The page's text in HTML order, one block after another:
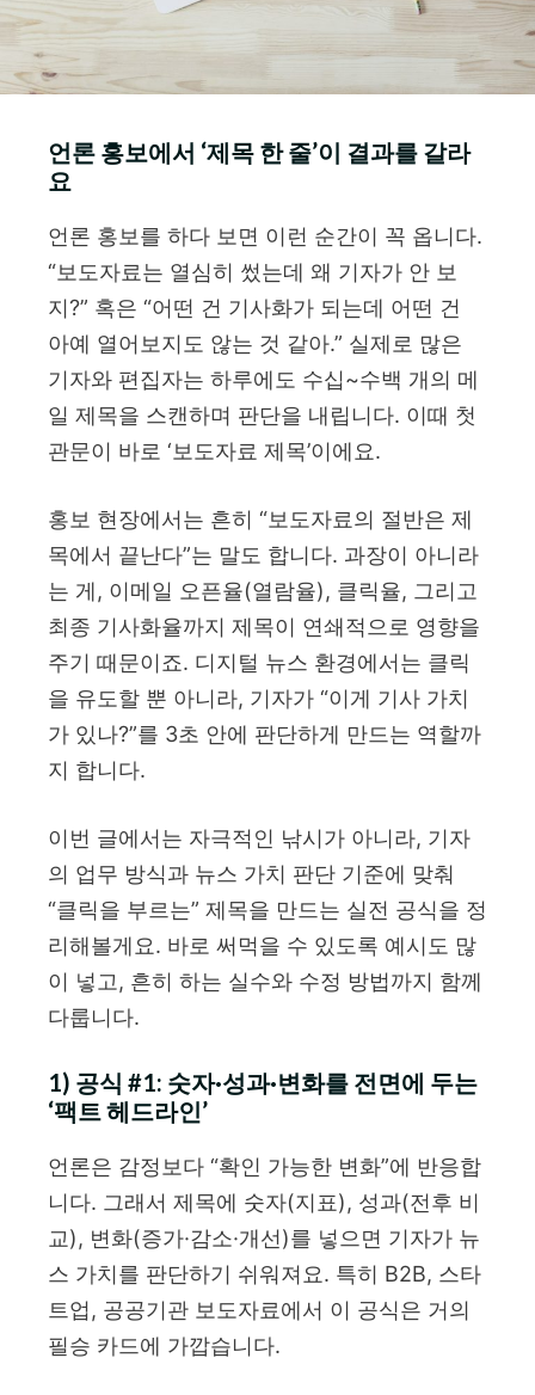
언론 홍보에서 ‘제목 한 줄’이 결과를 갈라
요
언론 홍보를 하다 보면 이런 순간이 꼭 옵니다.
“보도자료는 열심히 썼는데 왜 기자가 안 보
지?” 혹은 “어떤 건 기사화가 되는데 어떤 건
아예 열어보지도 않는 것 같아.” 실제로 많은
기자와 편집자는 하루에도 수십~수백 개의 메
일 제목을 스캔하며 판단을 내립니다. 이때 첫
관문이 바로 ‘보도자료 제목’이에요.
홍보 현장에서는 흔히 “보도자료의 절반은 제
목에서 끝난다”는 말도 합니다. 과장이 아니라
는 게, 이메일 오픈율(열람율), 클릭율, 그리고
최종 기사화율까지 제목이 연쇄적으로 영향을
주기 때문이죠. 디지털 뉴스 환경에서는 클릭
을 유도할 뿐 아니라, 기자가 “이게 기사 가치
가 있나?”를 3초 안에 판단하게 만드는 역할까
지 합니다.
이번 글에서는 자극적인 낚시가 아니라, 기자
의 업무 방식과 뉴스 가치 판단 기준에 맞춰
“클릭을 부르는” 제목을 만드는 실전 공식을 정
리해볼게요. 바로 써먹을 수 있도록 예시도 많
이 넣고, 흔히 하는 실수와 수정 방법까지 함께
다룹니다.
1) 공식 #1: 숫자·성과·변화를 전면에 두는
‘팩트 헤드라인’
언론은 감정보다 “확인 가능한 변화”에 반응합
니다. 그래서 제목에 숫자(지표), 성과(전후 비
교), 변화(증가·감소·개선)를 넣으면 기자가 뉴
스 가치를 판단하기 쉬워져요. 특히 B2B, 스타
트업, 공공기관 보도자료에서 이 공식은 거의
필승 카드에 가깝습니다.